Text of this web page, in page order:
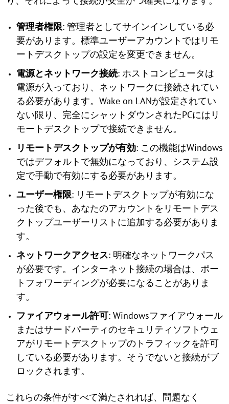
管理者権限: 管理者としてサインインしている必
要があります。標準ユーザーアカウントではリモ
ートデスクトップの設定を変更できません。
電源とネットワーク接続: ホストコンピュータは
電源が入っており、ネットワークに接続されてい
る必要があります。Wake on LANが設定されてい
ない限り、完全にシャットダウンされたPCにはリ
モートデスクトップで接続できません。
リモートデスクトップが有効: この機能はWindows
ではデフォルトで無効になっており、システム設
定で手動で有効にする必要があります。
ユーザー権限: リモートデスクトップが有効にな
った後でも、あなたのアカウントをリモートデス
クトップユーザーリストに追加する必要がありま
す。
ネットワークアクセス: 明確なネットワークパス
が必要です。インターネット接続の場合は、ポー
トフォワーディングが必要になることがありま
す。
ファイアウォール許可: Windowsファイアウォール
またはサードパーティのセキュリティソフトウェ
アがリモートデスクトップのトラフィックを許可
している必要があります。そうでないと接続がブ
ロックされます。
これらの条件がすべて満たされれば、問題なく